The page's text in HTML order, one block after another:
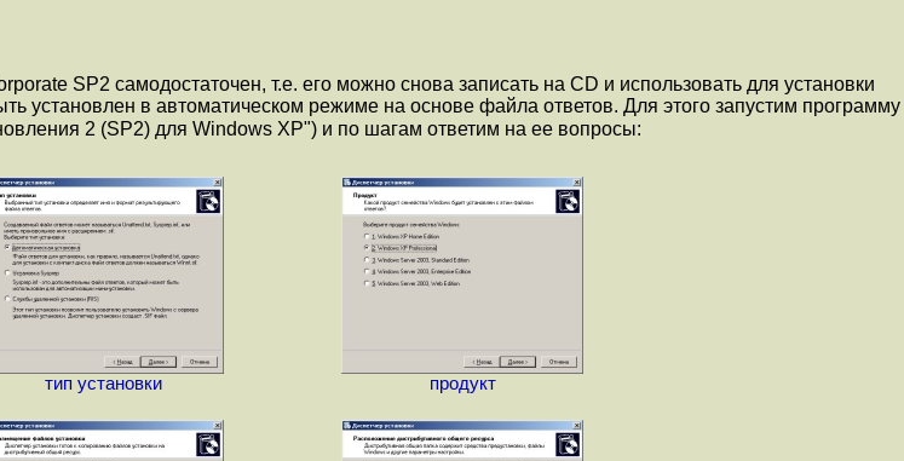
SP2 самодостаточен, т.е. его можно снова записать на CD и использовать для установки
установлен в автоматическом режиме на основе файла ответов. Для этого запустим программу
2 (SP2) для Windows XP") и по шагам ответим на ее вопросы:
тип установки продукт